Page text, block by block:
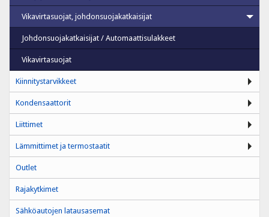
Vikavirtasuojat, johdonsuojakatkaisijat
Johdonsuojakatkaisijat / Automaattisulakkeet
Vikavirtasuojat
Kiinnitystarvikkeet
Kondensaattorit
Liittimet
Lämmittimet ja termostaatit
Outlet
Rajakytkimet
Sähköautojen latausasemat